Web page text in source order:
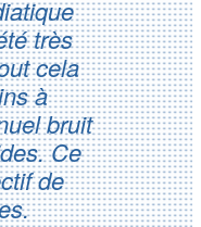
très
cela
à
bruit
Ce
de